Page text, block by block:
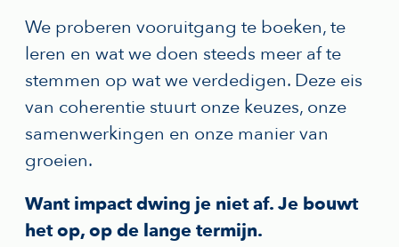
We proberen vooruitgang te boeken, te
leren en wat we doen steeds meer af te
stemmen op wat we verdedigen. Deze eis
van coherentie stuurt onze keuzes, onze
samenwerkingen en onze manier van
groeien.
Want impact dwing je niet af. Je bouwt
het op, op de lange termijn.